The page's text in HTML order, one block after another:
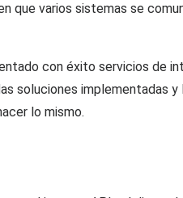
que varios sistemas se
con éxito servicios de
soluciones implementadas
lo mismo.